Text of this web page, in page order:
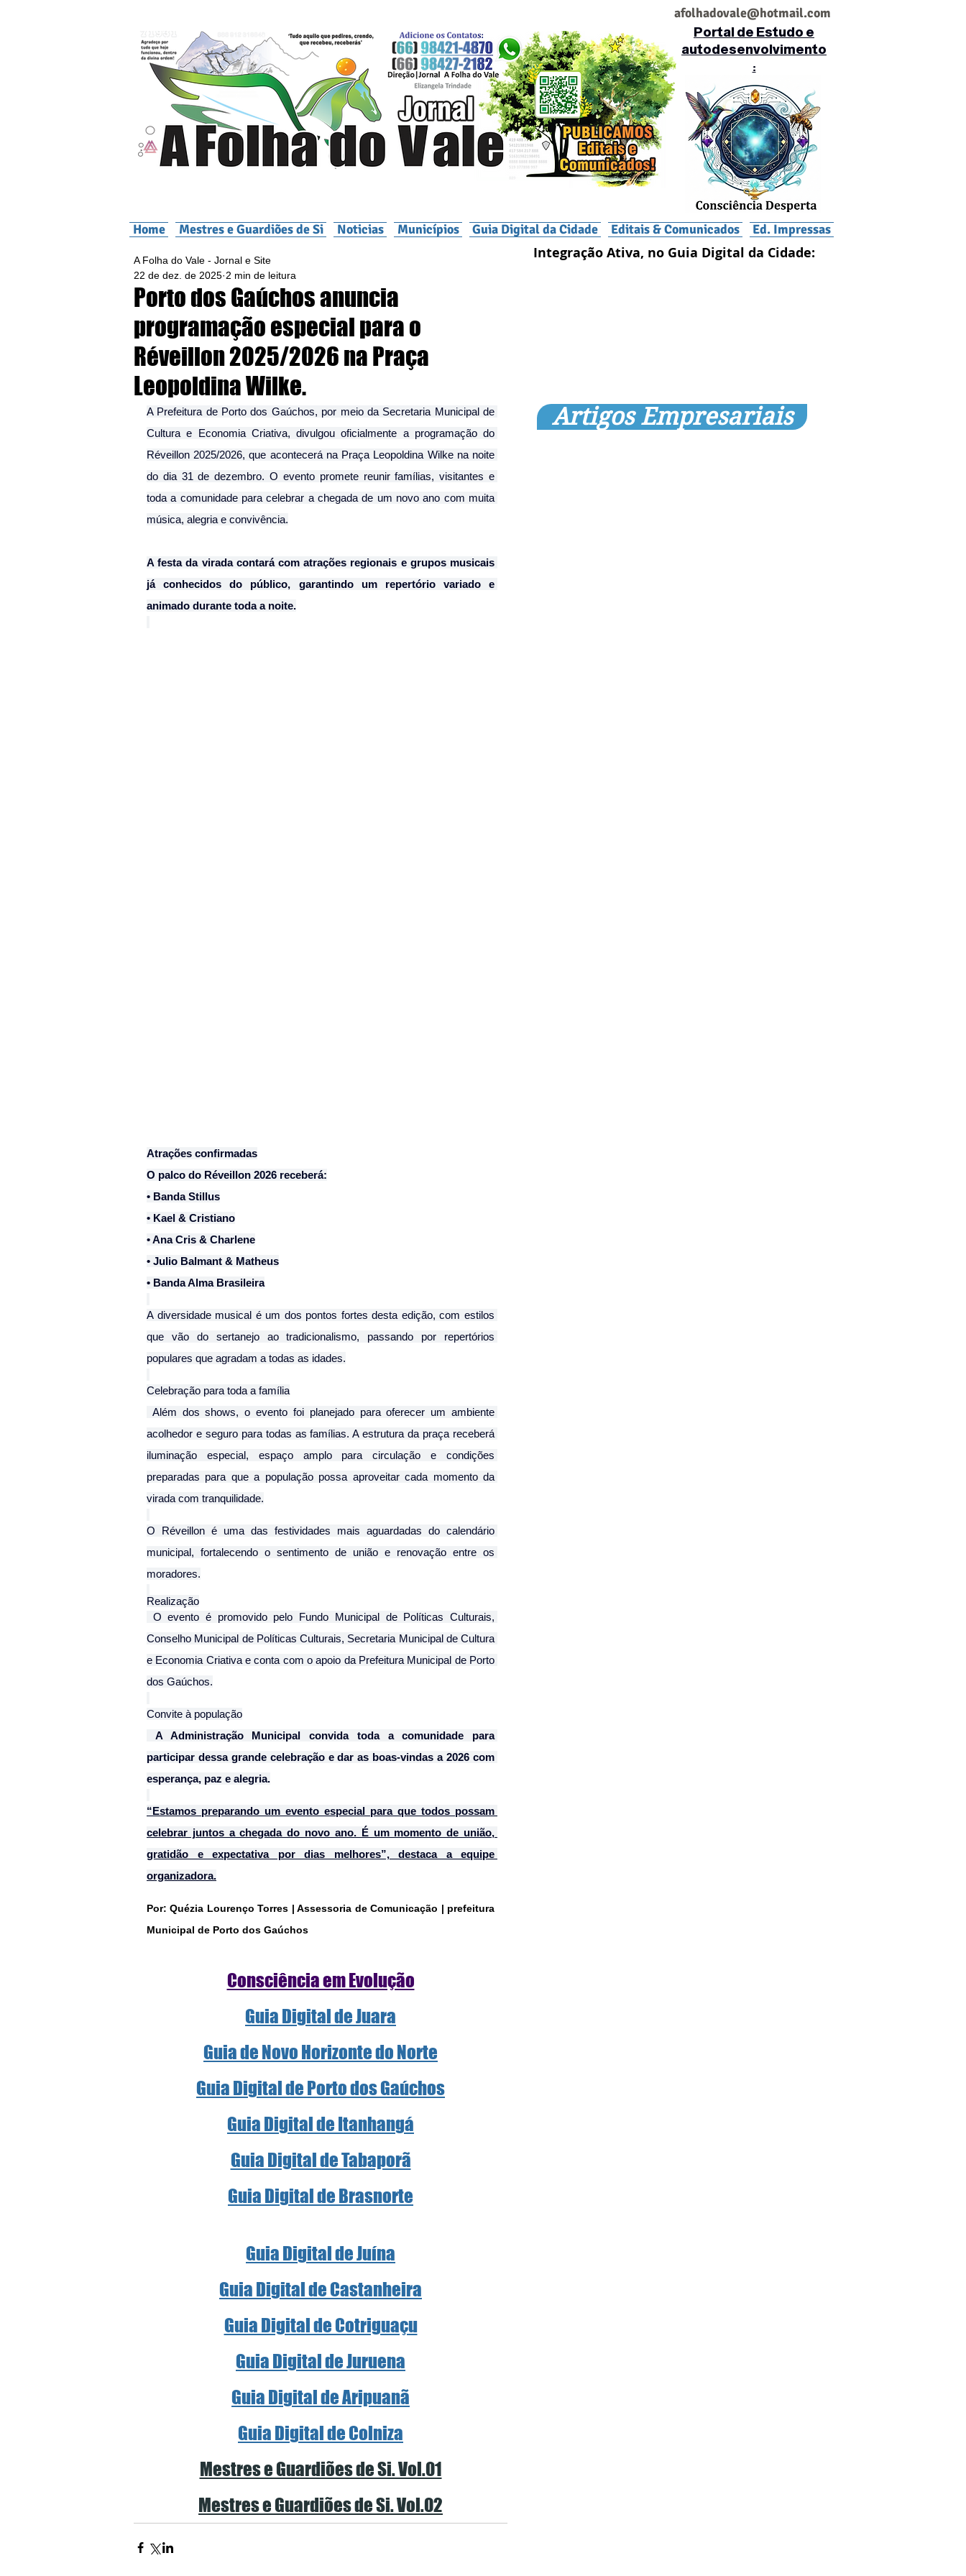
afolhadovale@hotmail.com
Portal de Estudo e
autodesenvolvimento
:
Home Mestres e Guardiões de Si Noticias Municípios Guia Digital da Cidade Editais & Comunicados Ed. Impressas
Porto dos Gaúchos anuncia
programação especial para o
Réveillon 2025/2026 na Praça
Leopoldina Wilke.
A Folha do Vale - Jornal e Site
22 de dez. de 2025 2 min de leitura
A Prefeitura de Porto dos Gaúchos, por meio da Secretaria Municipal de
Cultura e Economia Criativa, divulgou oficialmente a programação do
Réveillon 2025/2026, que acontecerá na Praça Leopoldina Wilke na noite
do dia 31 de dezembro. O evento promete reunir famílias, visitantes e
toda a comunidade para celebrar a chegada de um novo ano com muita
música, alegria e convivência.
A festa da virada contará com atrações regionais e grupos musicais
já conhecidos do público, garantindo um repertório variado e
animado durante toda a noite.
Atrações confirmadas
O palco do Réveillon 2026 receberá:
• Banda Stillus
• Kael & Cristiano
• Ana Cris & Charlene
• Julio Balmant & Matheus
• Banda Alma Brasileira
A diversidade musical é um dos pontos fortes desta edição, com estilos
que vão do sertanejo ao tradicionalismo, passando por repertórios
populares que agradam a todas as idades.
Celebração para toda a família
Além dos shows, o evento foi planejado para oferecer um ambiente
acolhedor e seguro para todas as famílias. A estrutura da praça receberá
iluminação especial, espaço amplo para circulação e condições
preparadas para que a população possa aproveitar cada momento da
virada com tranquilidade.
O Réveillon é uma das festividades mais aguardadas do calendário
municipal, fortalecendo o sentimento de união e renovação entre os
moradores.
Realização
O evento é promovido pelo Fundo Municipal de Políticas Culturais,
Conselho Municipal de Políticas Culturais, Secretaria Municipal de Cultura
e Economia Criativa e conta com o apoio da Prefeitura Municipal de Porto
dos Gaúchos.
Convite à população
A Administração Municipal convida toda a comunidade para
participar dessa grande celebração e dar as boas-vindas a 2026 com
esperança, paz e alegria.
“Estamos preparando um evento especial para que todos possam
celebrar juntos a chegada do novo ano. É um momento de união,
gratidão e expectativa por dias melhores”, destaca a equipe
organizadora.
Por: Quézia Lourenço Torres | Assessoria de Comunicação | prefeitura
Municipal de Porto dos Gaúchos
Consciência em Evolução
Guia Digital de Juara
Guia de Novo Horizonte do Norte
Guia Digital de Porto dos Gaúchos
Guia Digital de Itanhangá
Guia Digital de Tabaporã
Guia Digital de Brasnorte
Guia Digital de Juína
Guia Digital de Castanheira
Guia Digital de Cotriguaçu
Guia Digital de Juruena
Guia Digital de Aripuanã
Guia Digital de Colniza
Mestres e Guardiões de Si. Vol.01
Mestres e Guardiões de Si. Vol.02
Integração Ativa, no Guia Digital da Cidade:
Artigos Empresariais